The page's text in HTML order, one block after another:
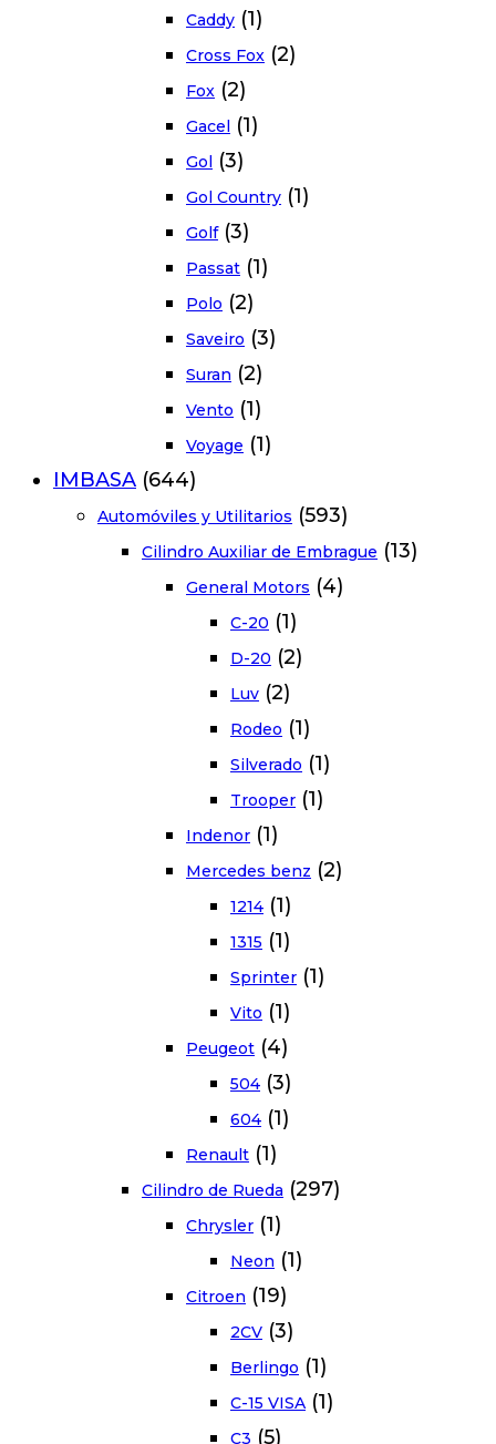
Caddy (1)
Cross Fox (2)
Fox (2)
Gacel (1)
Gol (3)
Gol Country (1)
Golf (3)
Passat (1)
Polo (2)
Saveiro (3)
Suran (2)
Vento (1)
Voyage (1)
IMBASA (644)
Automóviles y Utilitarios (593)
Cilindro Auxiliar de Embrague (13)
General Motors (4)
C-20 (1)
D-20 (2)
Luv (2)
Rodeo (1)
Silverado (1)
Trooper (1)
Indenor (1)
Mercedes benz (2)
1214 (1)
1315 (1)
Sprinter (1)
Vito (1)
Peugeot (4)
504 (3)
604 (1)
Renault (1)
Cilindro de Rueda (297)
Chrysler (1)
Neon (1)
Citroen (19)
2CV (3)
Berlingo (1)
C-15 VISA (1)
C3 (5)